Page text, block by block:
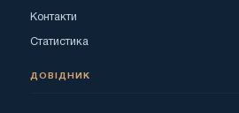
Контакти
Статистика
ДОВІДНИК